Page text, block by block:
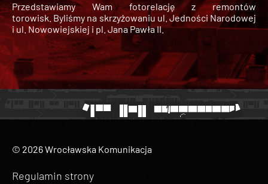
Przedstawiamy Wam fotorelację z remontów
torowisk. Byliśmy na skrzyżowaniu ul. Jedności Narodowej
i ul. Nowowiejskiej i pl. Jana Pawła II.
© 2026 Wrocławska Komunikacja
Regulamin strony